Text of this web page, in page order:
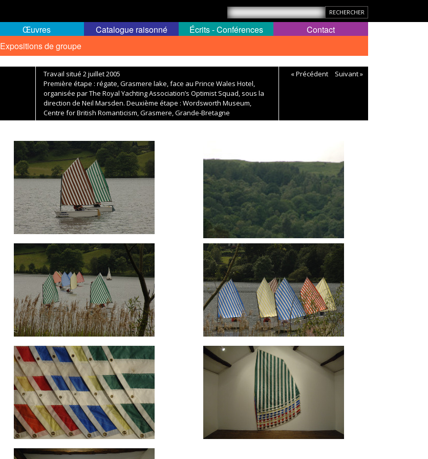
Expositions de groupe
Œuvres Catalogue raisonné Écrits - Conférences Contact
Travail situé 2 juillet 2005
Première étape : régate, Grasmere lake, face au Prince Wales Hotel,
organisée par The Royal Yachting Association’s Optimist Squad, sous la
direction de Neil Marsden. Deuxième étape : Wordsworth Museum,
Centre for British Romanticism, Grasmere, Grande-Bretagne
« Précédent Suivant »